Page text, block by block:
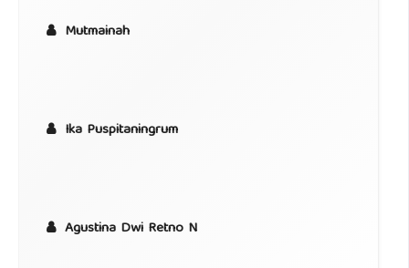
Mutmainah
Ika Puspitaningrum
Agustina Dwi Retno N